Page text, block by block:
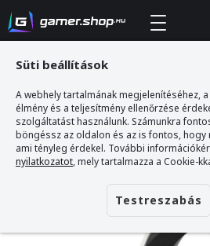
Gamer webshop >Havit Supernova-1 Vezeték
Süti beállítások
A webhely tartalmának megjelenítéséhez,
élmény és a teljesítmény ellenőrzése
szolgáltatást használunk. Számunkra
böngéssz az oldalon és az is fontos, hogy
ami tényleg érdekel. További
nyilatkozatot, mely tartalmazza a Cookie-
Testreszabás